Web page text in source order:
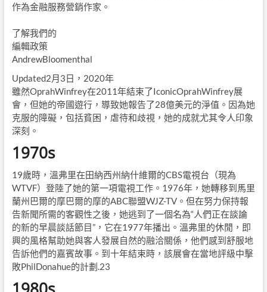
作為金融服務營銷作家。
了解我們的
編輯政策
AndrewBloomenthal
Updated2月3日，2020年
雖然OprahWinfrey在2011年結束了IconicOprahWinfrey展
會，但她的帝國遊行，導致她報告了28億美元的淨值。因為她
克服的障礙，包括貧困，虐待和歧視，她的成就尤其令人印象
深刻。
1970s
19歲時，溫弗里在田納西州納什維爾的CBS電視台（現為
WTVF）登陸了她的第一項電視工作。1976年，她轉移到馬里
蘭州巴爾的摩巴爾的摩的ABC聯盟WJZ-TV。但在努力保持報
告新聞所需的客觀性之後，她逃到了一個名為“人們正在談論
的新的早晨談話節目”，它在1977年播出。溫弗里的休閒，即
興的風格幫助她與客人發展自然的融洽關係，他們感到舒服地
告訴他們的嘉賓故事。到十年結束時，該展會在當地評級中擊
敗PhilDonahue的計劃.23